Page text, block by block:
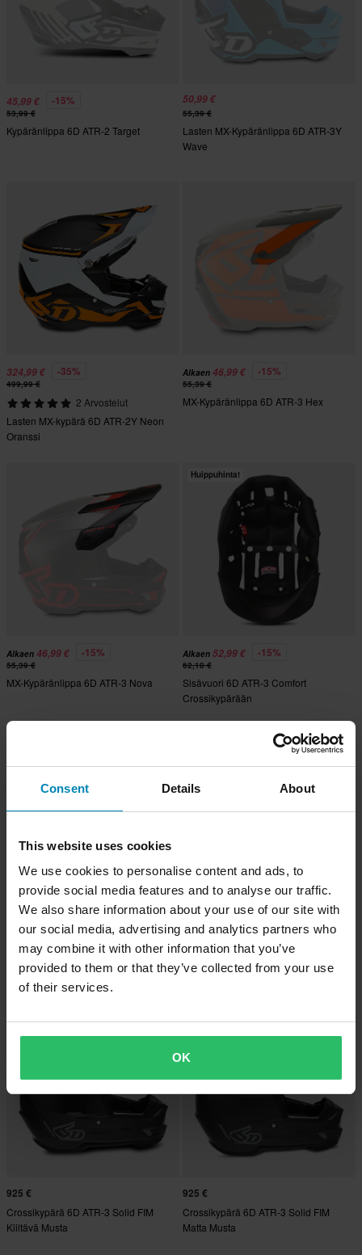
Consent Details About
This website uses cookies
We use cookies to personalise content and ads, to
provide social media features and to analyse our traffic.
We also share information about your use of our site with
our social media, advertising and analytics partners who
may combine it with other information that you’ve
provided to them or that they’ve collected from your use
of their services.
OK
45,99 € -15%
53,99 €
Kypäränlippa 6D ATR-2 Target
50,99 €
55,39 €
Lasten MX-Kypäränlippa 6D ATR-3Y
Wave
324,99 € -35%
499,99 €
2 Arvostelut
Lasten MX-kypärä 6D ATR-2Y Neon
Oranssi
Alkaen 46,99 € -15%
55,39 €
MX-Kypäränlippa 6D ATR-3 Hex
Alkaen 46,99 € -15%
55,39 €
MX-Kypäränlippa 6D ATR-3 Nova
Huippuhinta!
Alkaen 52,99 € -15%
62,18 €
Sisävuori 6D ATR-3 Comfort
Crossikypärään
Crossikypärä 6D ATR-3 Solid FIM
Kiiltävä Valkoinen
925 €
Crossikypärä 6D ATR-3 Solid FIM
Kiiltävä Musta/Valkoinen
925 €
Crossikypärä 6D ATR-3 Solid FIM
Kiiltävä Musta
925 €
Crossikypärä 6D ATR-3 Solid FIM
Matta Musta